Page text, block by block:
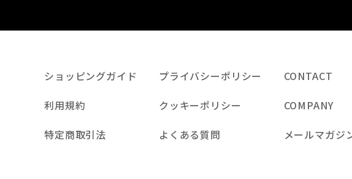
ショッピングガイド
利用規約
特定商取引法
プライバシーポリシー
クッキーポリシー
よくある質問
CONTACT
COMPANY
メールマガジ